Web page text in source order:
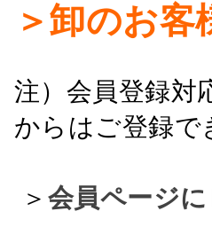
＞卸のお
注）会員登録対
からはご登録で
＞ 会員ページ